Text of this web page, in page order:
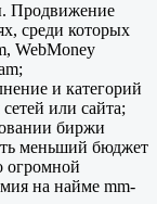
Продвижение
среди которых
WebMoney
и категорий
или сайта;
биржи
меньший бюджет
огромной
на найме mm-